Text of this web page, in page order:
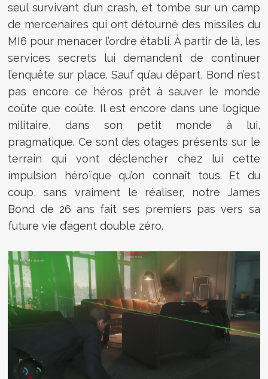
seul survivant d’un crash, et tombe sur un camp
de mercenaires qui ont détourné des missiles du
MI6 pour menacer l’ordre établi. À partir de là, les
services secrets lui demandent de continuer
l’enquête sur place. Sauf qu’au départ, Bond n’est
pas encore ce héros prêt à sauver le monde
coûte que coûte. Il est encore dans une logique
militaire, dans son petit monde à lui,
pragmatique. Ce sont des otages présents sur le
terrain qui vont déclencher chez lui cette
impulsion héroïque qu’on connaît tous. Et du
coup, sans vraiment le réaliser, notre James
Bond de 26 ans fait ses premiers pas vers sa
future vie d’agent double zéro.